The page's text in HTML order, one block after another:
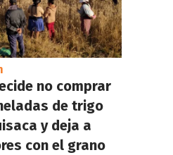
no comprar
de trigo
y deja a
con el grano